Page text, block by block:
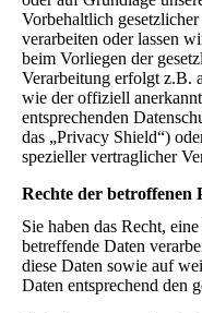
Vorbehaltlich
verarbeiten oder lassen
beim Vorliegen der
Verarbeitung erfolgt z.B.
wie der offiziell
entsprechenden
das „Privacy Shield“)
spezieller vertraglicher
Rechte der betroffenen
Sie haben das Recht,
betreffende Daten
diese Daten sowie auf
Daten entsprechend den